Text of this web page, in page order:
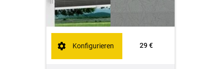
29 €
Konfigurieren